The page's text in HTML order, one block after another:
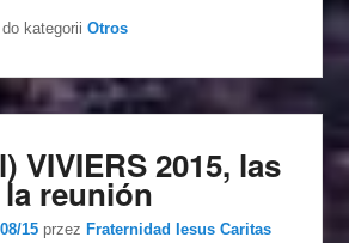
kategorii Otros
VIVIERS 2015, las
reunión
15 przez Fraternidad Iesus Caritas